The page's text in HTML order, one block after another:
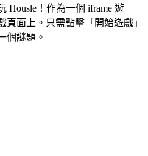
Housle！作為一個 iframe 遊
面上。只需點擊「開始遊戲」
個謎題。